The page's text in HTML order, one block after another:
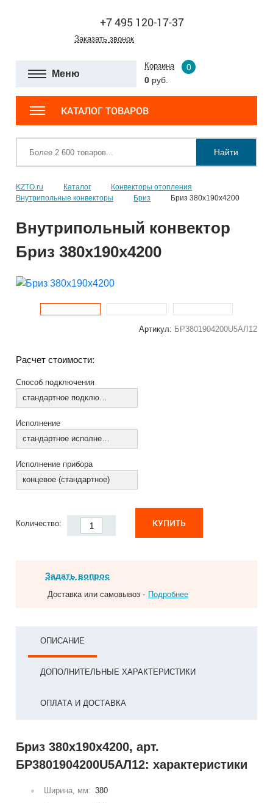
+7 495 120-17-37
Заказать звонок
Меню
Корзина
0
0 руб.
КАТАЛОГ ТОВАРОВ
Найти
KZTO.ru Каталог
Конвекторы отопления
Внутрипольные конвекторы
Бриз Бриз 380х190х4200
Внутрипольный конвектор
Бриз 380х190х4200
Артикул: БР3801904200U5АЛ12
Расчет стоимости:
Способ подключения
стандартное подключение
Исполнение
стандартное исполнение
Исполнение прибора
концевое (стандартное)
Количество: КУПИТЬ
Задать вопрос
Доставка или самовывоз - Подробнее
ОПИСАНИЕ
ДОПОЛНИТЕЛЬНЫЕ ХАРАКТЕРИСТИКИ
ОПЛАТА И ДОСТАВКА
Бриз 380х190х4200, арт.
БР3801904200U5АЛ12: характеристики
Ширина, мм: 380